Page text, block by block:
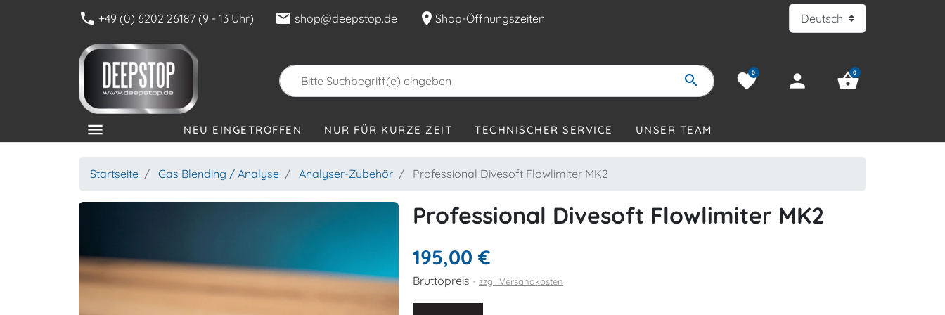
phone +49 (0) 6202 26187 (9 - 13 Uhr) mail shop@deepstop.de location_on Shop-Öffnungszeiten
search favorite
0 person shopping_basket
0
menu NEU EINGETROFFEN NUR FÜR KURZE ZEIT TECHNISCHER SERVICE UNSER TEAM
Startseite Gas Blending / Analyse Analyser-Zubehör Professional Divesoft Flowlimiter MK2
Professional Divesoft Flowlimiter MK2
195,00 €
Bruttopreis zzgl. Versandkosten